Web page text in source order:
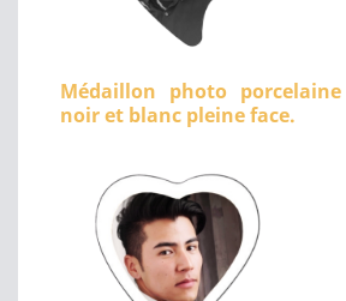
Médaillon photo
noir et blanc pleine face.